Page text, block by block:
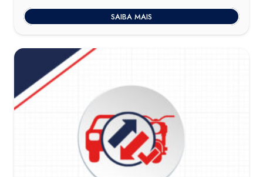
era:
R$400,00.
é:
R$379,00.
SAIBA MAIS